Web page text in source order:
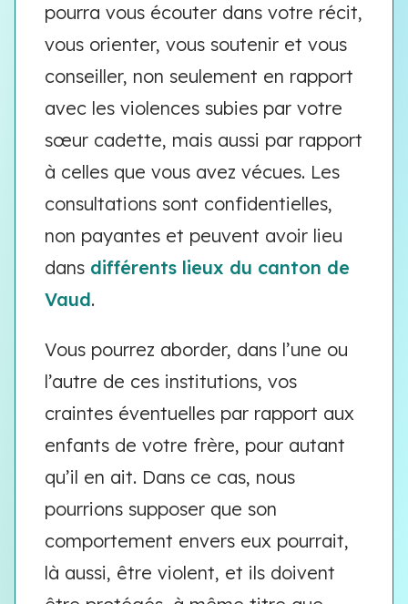
pourra vous écouter dans votre récit,
vous orienter, vous soutenir et vous
conseiller, non seulement en rapport
avec les violences subies par votre
sœur cadette, mais aussi par rapport
à celles que vous avez vécues. Les
consultations sont confidentielles,
non payantes et peuvent avoir lieu
dans différents lieux du canton de
Vaud.
Vous pourrez aborder, dans l’une ou
l’autre de ces institutions, vos
craintes éventuelles par rapport aux
enfants de votre frère, pour autant
qu’il en ait. Dans ce cas, nous
pourrions supposer que son
comportement envers eux pourrait,
là aussi, être violent, et ils doivent